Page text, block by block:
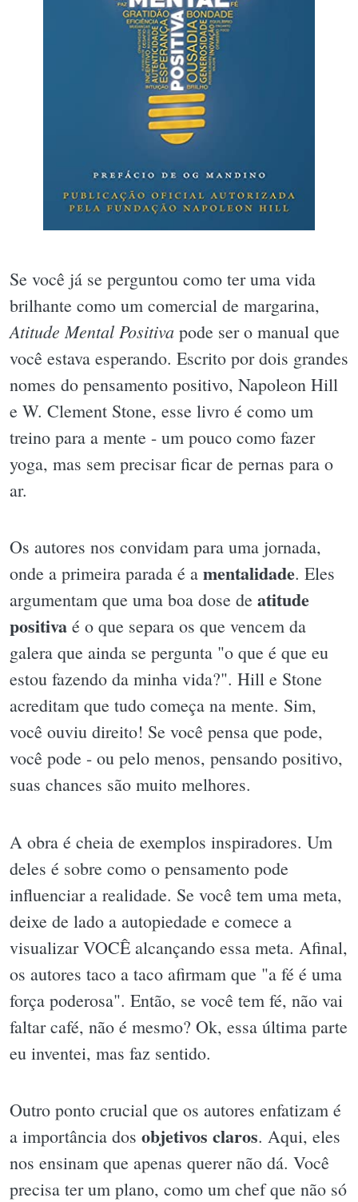
Se você já se perguntou como ter uma vida
brilhante como um comercial de margarina,
Atitude Mental Positiva pode ser o manual que
você estava esperando. Escrito por dois grandes
nomes do pensamento positivo, Napoleon Hill
e W. Clement Stone, esse livro é como um
treino para a mente - um pouco como fazer
yoga, mas sem precisar ficar de pernas para o
ar.
Os autores nos convidam para uma jornada,
onde a primeira parada é a mentalidade. Eles
argumentam que uma boa dose de atitude
positiva é o que separa os que vencem da
galera que ainda se pergunta "o que é que eu
estou fazendo da minha vida?". Hill e Stone
acreditam que tudo começa na mente. Sim,
você ouviu direito! Se você pensa que pode,
você pode - ou pelo menos, pensando positivo,
suas chances são muito melhores.
A obra é cheia de exemplos inspiradores. Um
deles é sobre como o pensamento pode
influenciar a realidade. Se você tem uma meta,
deixe de lado a autopiedade e comece a
visualizar VOCÊ alcançando essa meta. Afinal,
os autores taco a taco afirmam que "a fé é uma
força poderosa". Então, se você tem fé, não vai
faltar café, não é mesmo? Ok, essa última parte
eu inventei, mas faz sentido.
Outro ponto crucial que os autores enfatizam é
a importância dos objetivos claros. Aqui, eles
nos ensinam que apenas querer não dá. Você
precisa ter um plano, como um chef que não só